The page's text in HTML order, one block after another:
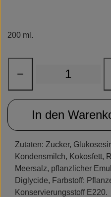
200 ml.
−
In den
Zutaten: Zucker,
Kondensmilch, Kokosfett,
Meersalz, pflanzlicher
Diglycide, Farbstoff:
Konservierungsstoff E220.